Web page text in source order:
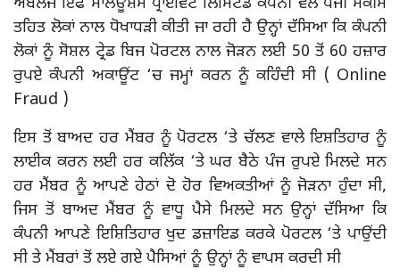
ਅਬਲੇਜ ਇੰਫੋ ਸਾਲਊਸ਼ੰਸ ਪ੍ਰਾਈਵੇਟ ਲਿਮਿਟਡ ਕੰਪਨੀ ਵੱਲੋਂ ਪੋਂਜੀ ਸਕੀਮ
ਤਹਿਤ ਲੋਕਾਂ ਨਾਲ ਧੋਖਾਧੜੀ ਕੀਤੀ ਜਾ ਰਹੀ ਹੈ ਉਨ੍ਹਾਂ ਦੱਸਿਆ ਕਿ ਕੰਪਨੀ
ਲੋਕਾਂ ਨੂੰ ਸੋਸ਼ਲ ਟ੍ਰੇਡ ਬਿਜ ਪੋਰਟਲ ਨਾਲ ਜੋੜਨ ਲਈ 50 ਤੋਂ 60 ਹਜ਼ਾਰ
ਰੁਪਏ ਕੰਪਨੀ ਅਕਾਊਂਟ ‘ਚ ਜਮ੍ਹਾਂ ਕਰਨ ਨੂੰ ਕਹਿੰਦੀ ਸੀ ( Online
Fraud )
ਇਸ ਤੋਂ ਬਾਅਦ ਹਰ ਮੈਂਬਰ ਨੂੰ ਪੋਰਟਲ ‘ਤੇ ਚੱਲਣ ਵਾਲੇ ਇਸ਼ਤਿਹਾਰ ਨੂੰ
ਲਾਈਕ ਕਰਨ ਲਈ ਹਰ ਕਲਿੱਕ ‘ਤੇ ਘਰ ਬੈਠੇ ਪੰਜ ਰੁਪਏ ਮਿਲਦੇ ਸਨ
ਹਰ ਮੈਂਬਰ ਨੂੰ ਆਪਣੇ ਹੇਠਾਂ ਦੋ ਹੋਰ ਵਿਅਕਤੀਆਂ ਨੂੰ ਜੋੜਨਾ ਹੁੰਦਾ ਸੀ,
ਜਿਸ ਤੋਂ ਬਾਅਦ ਮੈਂਬਰ ਨੂੰ ਵਾਧੂ ਪੈਸੇ ਮਿਲਦੇ ਸਨ ਉਨ੍ਹਾਂ ਦੱਸਿਆ ਕਿ
ਕੰਪਨੀ ਆਪਣੇ ਇਸ਼ਿਤਿਹਾਰ ਖੁਦ ਡਜ਼ਾਇਡ ਕਰਕੇ ਪੋਰਟਲ ‘ਤੇ ਪਾਉਂਦੀ
ਸੀ ਤੇ ਮੈਂਬਰਾਂ ਤੋਂ ਲਏ ਗਏ ਪੈਸਿਆਂ ਨੂੰ ਉਨ੍ਹਾਂ ਨੂੰ ਵਾਪਸ ਕਰਦੀ ਸੀ